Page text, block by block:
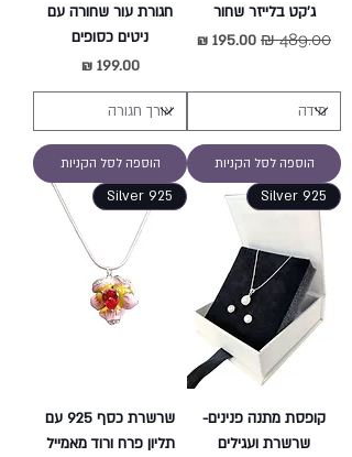
ג'קט בלייזר שחור
מחיר רגיל
מחיר מבצע
הוספה לסל הקניות
חגורת עור שחורה עם
ניטים כסופים
מחיר‏199.00 ‏₪
הוספה לסל הקניות
Silver 925
קופסת מתנה פנינים-
שרשרת ועגילים
Silver 925
שרשרת כסף 925 עם
תליון פרח ורוד מאמייל